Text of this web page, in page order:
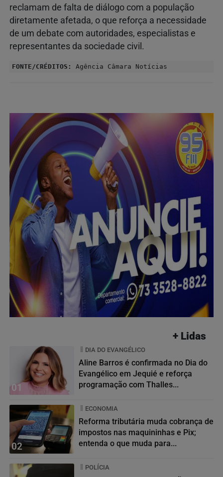
reclamam de falta de diálogo com a população
diretamente afetada, o que reforça a necessidade
de um debate com autoridades, especialistas e
representantes da sociedade civil.
FONTE/CRÉDITOS: Agência Câmara Notícias
+ Lidas
01
DIA DO EVANGÉLICO
Aline Barros é confirmada no Dia do
Evangélico em Jequié e reforça
programação com Thalles...
02
ECONOMIA
Reforma tributária muda cobrança de
impostos nas maquininhas e Pix;
entenda o que muda para...
POLÍCIA